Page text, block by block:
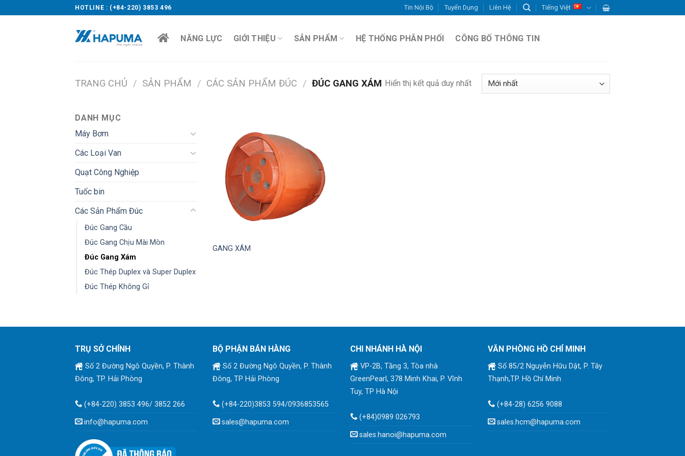
to
HOTLINE : (+84-220) 3853 496 Tin Nội Bộ Tuyển Dụng Liên Hệ Tiếng Việt
NĂNG LỰC GIỚI THIỆU SẢN PHẨM HỆ THỐNG PHÂN PHỐI CÔNG BỐ THÔNG TIN
TRANG CHỦ / SẢN PHẨM / CÁC SẢN PHẨM ĐÚC / ĐÚC GANG XÁM Hiển thị kết quả duy nhất
DANH MỤC
Máy Bơm
Các Loại Van
Quạt Công Nghiệp
Tuốc bin
Các Sản Phẩm Đúc
Đúc Gang Cầu
Đúc Gang Chịu Mài Mòn
Đúc Gang Xám
Đúc Thép Duplex và Super Duplex
Đúc Thép Không Gỉ
GANG XÁM
TRỤ SỞ CHÍNH
Số 2 Đường Ngô Quyền, P. Thành
Đông, TP. Hải Phòng
(+84-220) 3853 496/ 3852 266
info@hapuma.com
BỘ PHẬN BÁN HÀNG
Số 2 Đường Ngô Quyền, P. Thành
Đông, TP Hải Phòng
(+84-220)3853 594/0936853565
sales@hapuma.com
CHI NHÁNH HÀ NỘI
VP-2B, Tầng 3, Tòa nhà
GreenPearl, 378 Minh Khai, P. Vĩnh
Tuy, TP Hà Nội
(+84)0989 026793
sales.hanoi@hapuma.com
VĂN PHÒNG HỒ CHÍ MINH
Số 85/2 Nguyễn Hữu Dật, P. Tây
Thạnh,TP. Hồ Chí Minh
(+84-28) 6256 9088
sales.hcm@hapuma.com